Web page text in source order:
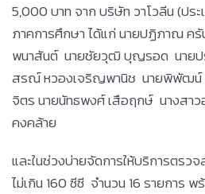
5,000 บาท จาก บริษัท วาโวลีน (ประ
ภาคการศึกษา ได้แก่ นายปฏิภาณ ค
พนาสันต์ นายชัยวุฒิ บุญรอด นาย
สรณ์ หวองเจริญพานิช นายพิพัฒน์
จิตร นายนัทธพงศ์ เสือฤกษ์ นางสา
คงคล้าย
และในช่วงบ่ายจัดการให้บริการตร
ไม่เกิน 160 ซีซี จำนวน 16 รายการ